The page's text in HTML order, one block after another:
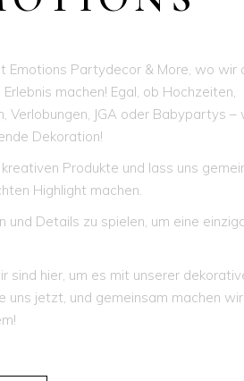
Emotions Partydecor & More, wo wir
machen! Egal, ob Hochzeiten,
Verlobungen, JGA oder Babypartys –
Dekoration!
Produkte und lass uns
Highlight machen.
und Details zu spielen, um eine
sind hier, um es mit unserer
uns jetzt, und gemeinsam machen